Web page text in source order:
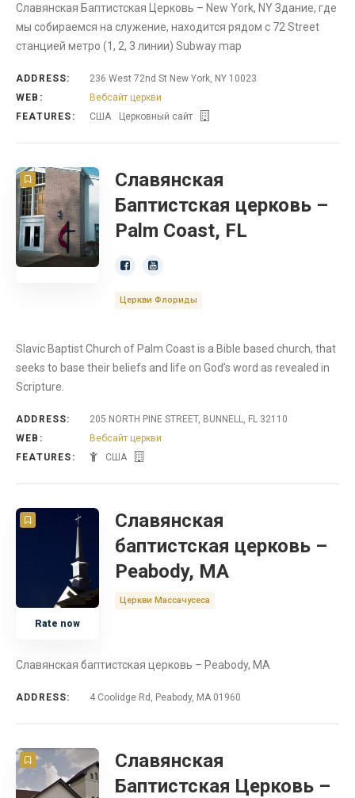
Славянская Баптистская Церковь – New York, NY Здание, где
мы собираемся на служение, находится рядом с 72 Street
станцией метро (1, 2, 3 линии) Subway map
ADDRESS:
236 West 72nd St New York, NY 10023
WEB:
Вебсайт церкви
FEATURES:
США Церковный сайт
Славянская
Баптистская церковь –
Palm Coast, FL
Церкви Флориды
Slavic Baptist Church of Palm Coast is a Bible based church, that
seeks to base their beliefs and life on God’s word as revealed in
Scripture.
ADDRESS:
205 NORTH PINE STREET, BUNNELL, FL 32110
WEB:
Вебсайт церкви
FEATURES:
США
Rate now
Славянская
баптистская церковь –
Peabody, MA
Церкви Массачусеса
Славянская баптистская церковь – Peabody, MA
ADDRESS: 4 Coolidge Rd, Peabody, MA 01960
Славянская
Баптистская Церковь –